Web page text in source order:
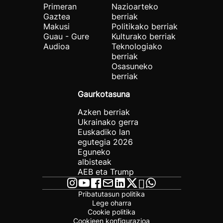
Primeran
Gaztea
Makusi
Guau - Gure
Audioa
Nazioarteko
berriak
Politikako berriak
Kulturako berriak
Teknologiako
berriak
Osasuneko
berriak
Gaurkotasuna
Azken berriak
Ukrainako gerra
Euskadiko lan
egutegia 2026
Eguneko
albisteak
AEB eta Trump
Pribatutasun politika
Lege oharra
Cookie politika
Cookieen konfigurazioa